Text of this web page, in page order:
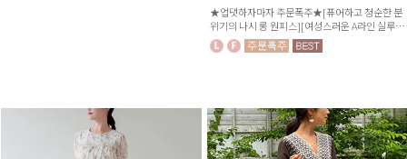
★업댓하자마자 주문폭주★[퓨어하고 청순한 분
위기의 나시 롱 원피스][여성스러운 A라인 실루엣]
[상의 쫀쫀한 스판끼로 슬림하고 편안한 착용감]